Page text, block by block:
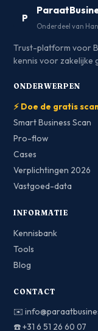
P
Onderdeel van
Trust-platform voor
kennis voor zakelijke
ONDERWERPEN
⚡ Doe de gratis
Smart Business Scan
Pro-flow
Cases
Verplichtingen 2026
Vastgoed-data
INFORMATIE
Kennisbank
Tools
Blog
CONTACT
✉️
☎️+31 6 51 26 60 07